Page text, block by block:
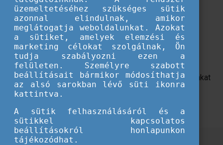
A GreenComp fenntarthatósági kompetenciákat határoz
meg. Ezek a kompetenciák az oktatási programok
részeként olyan ismeretek, készségek és attitűdök
kialakításában segíthetnek, amelyek előmozdítják az
empatikus, felelősségteljes és körültekintő
gondolkodásmódot, tervezést és cselekvést a bolygónkat
és az emberek egészségét illető kérdésekben.
Letöltés
üzemeltetéséhez szükséges sütik
azonnal elindulnak, amikor
meglátogatja weboldalunkat. Azokat
a sütiket, amelyek elemzési és
marketing célokat szolgálnak, Ön
tudja szabályozni ezen a
felületen. Személyre szabott
beállításait bármikor módosíthatja
az alsó sarokban lévő süti ikonra
kattintva.
A sütik felhasználásáról és a
sütikkel kapcsolatos
beállításokról honlapunkon
tájékozódhat.